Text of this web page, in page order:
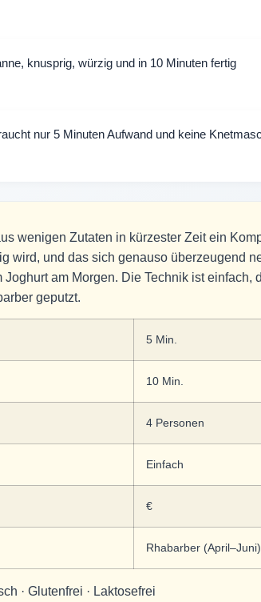
knusprig, würzig und in 10 Minuten fertig
nur 5 Minuten Aufwand und keine
wenigen Zutaten in kürzester Zeit ein
wird, und das sich genauso überzeugend
am Morgen. Die Technik ist einfach,
geputzt.
5 Min.
10 Min.
4 Personen
Einfach
€
Rhabarber (April–Juni)
· Glutenfrei · Laktosefrei